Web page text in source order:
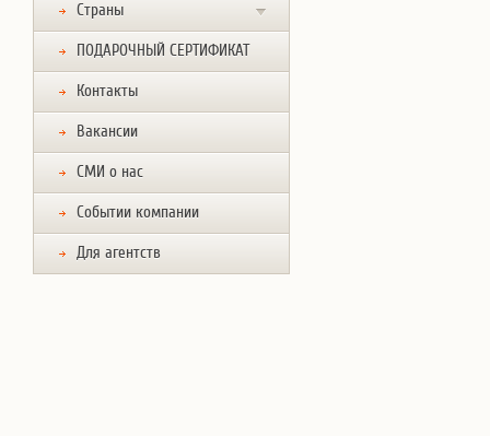
Страны
ПОДАРОЧНЫЙ СЕРТИФИКАТ
Контакты
Вакансии
СМИ о нас
Событии компании
Для агентств